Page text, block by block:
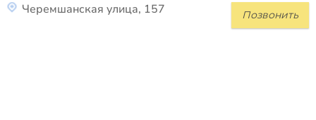
Позвонить
Черемшанская улица, 157